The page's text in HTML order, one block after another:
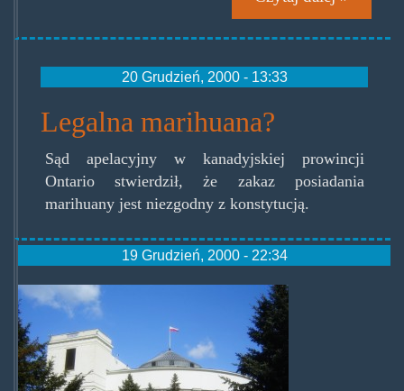
20 Grudzień, 2000 - 13:33
Legalna marihuana?
Sąd apelacyjny w kanadyjskiej prowincji
Ontario stwierdził, że zakaz posiadania
marihuany jest niezgodny z konstytucją.
19 Grudzień, 2000 - 22:34
sejm_rp-
300x225.jpg